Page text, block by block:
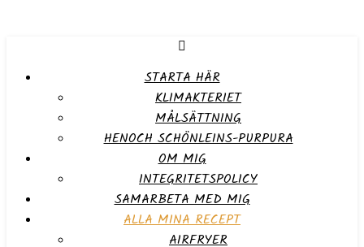
STARTA HÄR
KLIMAKTERIET
MÅLSÄTTNING
HENOCH SCHÖNLEINS-PURPURA
OM MIG
INTEGRITETSPOLICY
SAMARBETA MED MIG
ALLA MINA RECEPT
AIRFRYER